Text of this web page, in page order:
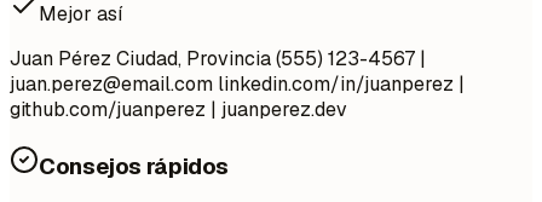
Mejor así
Juan Pérez Ciudad, Provincia (555) 123-4567 |
juan.perez@email.com linkedin.com/in/juanperez |
github.com/juanperez | juanperez.dev
Consejos rápidos